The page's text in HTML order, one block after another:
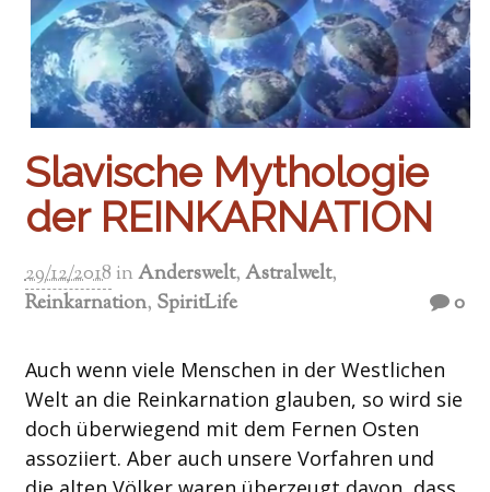
Slavische Mythologie
der REINKARNATION
29/12/2018 inAnderswelt,Astralwelt,
Reinkarnation, SpiritLife 0
Auch wenn viele Menschen in der Westlichen
Welt an die Reinkarnation glauben, so wird sie
doch überwiegend mit dem Fernen Osten
assoziiert. Aber auch unsere Vorfahren und